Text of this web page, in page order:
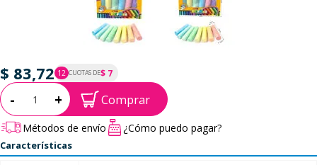
$ 83,72 12 CUOTAS DE$ 7
P.T.F. $ 84
Cantidad:
- + Comprar
Métodos de envío ¿Cómo puedo pagar?
Características